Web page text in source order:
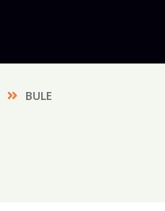
 BULE